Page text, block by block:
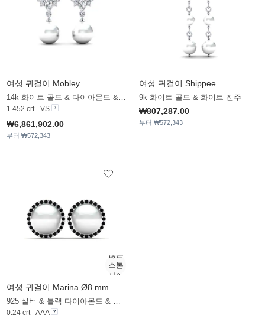
여성 귀걸이 Mobley
14k 화이트 골드 & 다이아몬드 & 화이트 진주
1.452 crt - VS
₩6,861,902.00
부터 ₩572,343
여성 귀걸이 Shippee
9k 화이트 골드 & 화이트 진주
₩807,287.00
부터 ₩572,343
여성 귀걸이 Marina Ø8 mm
925 실버 & 블랙 다이아몬드 & 화이트 진주
0.24 crt - AAA